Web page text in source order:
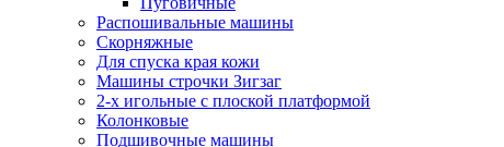
Распошивальные машины
Скорняжные
Для спуска края кожи
Машины строчки Зигзаг
2-х игольные с плоской платформой
Колонковые
Подшивочные машины